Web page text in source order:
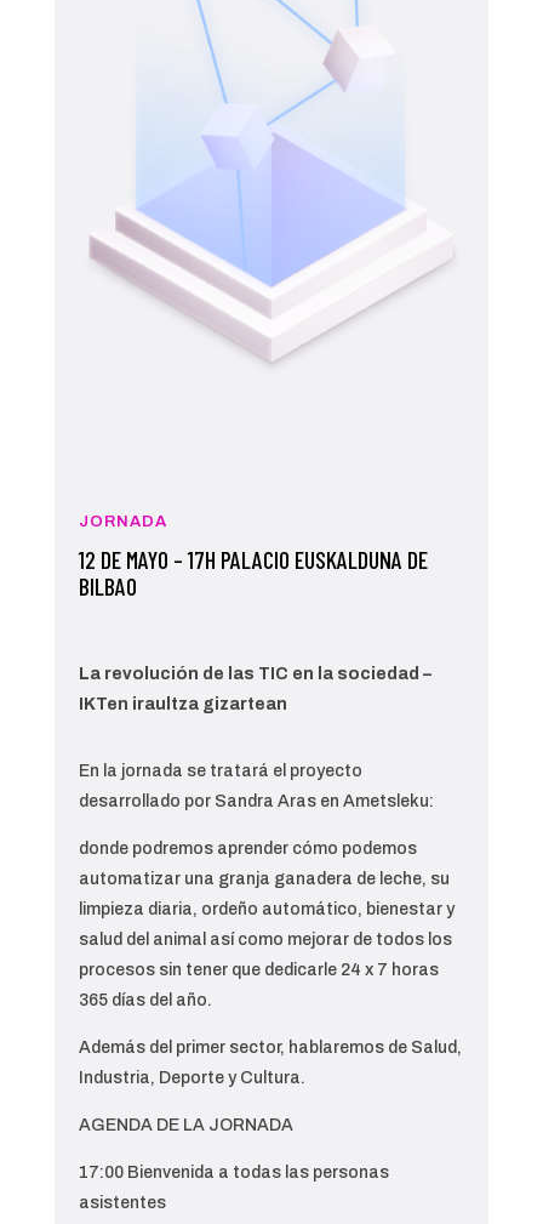
JORNADA
12 DE MAYO – 17H PALACIO EUSKALDUNA DE
BILBAO
La revolución de las TIC en la sociedad –
IKTen iraultza gizartean
En la jornada se tratará el proyecto
desarrollado por Sandra Aras en Ametsleku:
donde podremos aprender cómo podemos
automatizar una granja ganadera de leche, su
limpieza diaria, ordeño automático, bienestar y
salud del animal así como mejorar de todos los
procesos sin tener que dedicarle 24 x 7 horas
365 días del año.
Además del primer sector, hablaremos de Salud,
Industria, Deporte y Cultura.
AGENDA DE LA JORNADA
17:00 Bienvenida a todas las personas
asistentes